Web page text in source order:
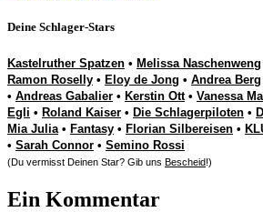
Deine Schlager-Stars
Kastelruther Spatzen • Melissa Naschenweng
Ramon Roselly • Eloy de Jong • Andrea Berg
• Andreas Gabalier • Kerstin Ott• Vanessa
Egli • Roland Kaiser • Die Schlagerpiloten •
Mia Julia • Fantasy • Florian Silbereisen •
• Sarah Connor • Semino Rossi
(Du vermisst Deinen Star? Gib uns Bescheid!)
Ein Kommentar